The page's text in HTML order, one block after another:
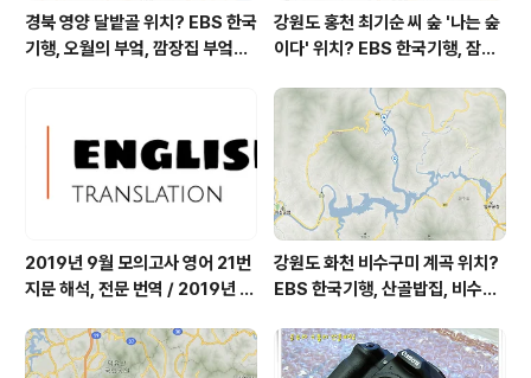
경북 영양 달밭골 위치? EBS 한국
기행, 오월의 부엌, 깜장집 부엌은
한 곳, 영양읍 상원리. KBS 인간극
장 임분노미 할머니
강원도 홍천 최기순 씨 숲 '나는 숲
이다' 위치? EBS 한국기행, 잠시
군 최기순 씨 캠핑장 펜션 어디? /
강원도 홍천군 가볼 만한 곳, (구)
까르돈, kbs 인간극장
2019년 9월 모의고사 영어 21번
지문 해석, 전문 번역 / 2019년 9
역, 평가원 2019년 고3 9월 영어
영역 외국어영역 전문 해석, Engli
강원도 화천 비수구미 계곡 위치?
EBS 한국기행, 산골밥집, 비수구
부 화천군 비수구미 낙타민박 어
디? / 강원도 화천군 가볼 만한 곳